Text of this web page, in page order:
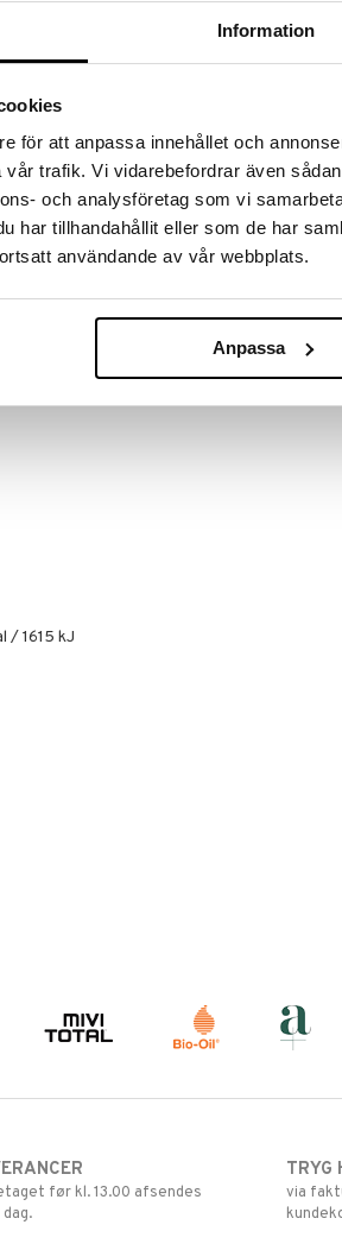
Information
för att anpassa innehållet och
trafik. Vi vidarebefordrar även
och analysföretag som vi
har tillhandahållit eller som de har
användande av vår webbplats.
Anpassa
(soja, solsikke, hørfrø), aroma
havrefiber, salt, kylling 1,5%, porre 0,9%,
calcium, magnesium, zink, jern, mangan,
vitamin E, pantotensyre, vitamin B2,
K, biotin, vitamin D, vitamin B12.
(mælk), vegetabilske olier (soja,
ostepulver, havrefiber*, løgpulver,
(guarkernemel,
calcium, magnesium, zink, jern, mangan,
C, niacin, vitamin E, pantotensyre, vitamin
/ 1615 kJ
før kl. 13.00 afsendes
TRYG
via